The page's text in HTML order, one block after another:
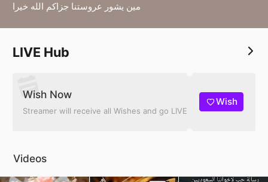
مين يشور عروستنا جزاكم الله خيرا
LIVE Hub
Wish Now
Streamer will receive all Wishes and go LIVE
Wish
Videos